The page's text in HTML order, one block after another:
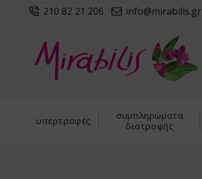
210 82 21 206 info@mirabilis.gr
υπερτροφές
συμπληρώματα
διατροφής